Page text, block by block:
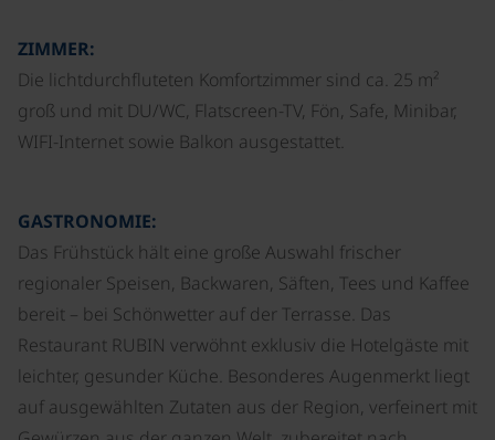
ZIMMER:
Die lichtdurchfluteten Komfortzimmer sind ca. 25 m²
groß und mit DU/WC, Flatscreen-TV, Fön, Safe, Minibar,
WIFI-Internet sowie Balkon ausgestattet.
GASTRONOMIE:
Das Frühstück hält eine große Auswahl frischer
regionaler Speisen, Backwaren, Säften, Tees und Kaffee
bereit – bei Schönwetter auf der Terrasse. Das
Restaurant RUBIN verwöhnt exklusiv die Hotelgäste mit
leichter, gesunder Küche. Besonderes Augenmerkt liegt
auf ausgewählten Zutaten aus der Region, verfeinert mit